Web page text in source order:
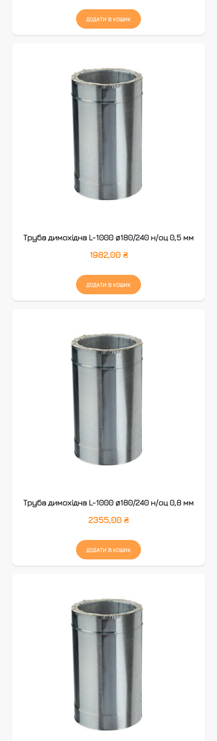
ДОДАТИ В КОШИК
Труба димохідна L-1000 ø180/240 н/оц 0,5 мм
1982,00 ₴
ДОДАТИ В КОШИК
Труба димохідна L-1000 ø180/240 н/оц 0,8 мм
2355,00 ₴
ДОДАТИ В КОШИК